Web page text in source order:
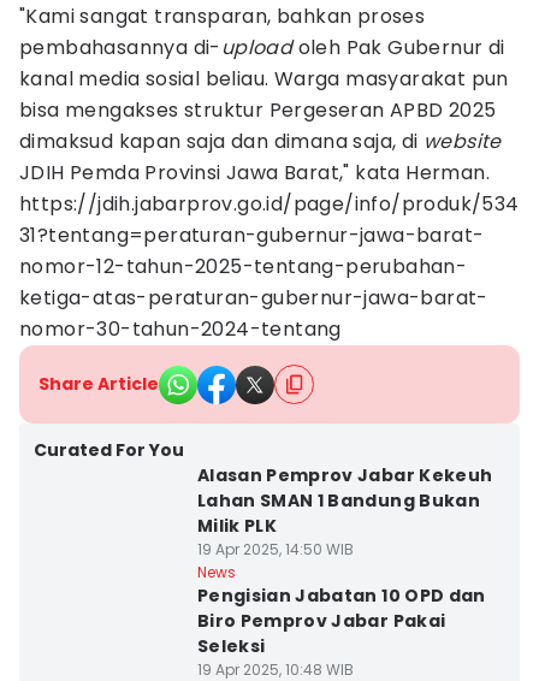
"Kami sangat transparan, bahkan proses
pembahasannya di- uploadoleh Pak Gubernur di
kanal media sosial beliau. Warga masyarakat pun
bisa mengakses struktur Pergeseran APBD 2025
dimaksud kapan saja dan dimana saja, di website
JDIH Pemda Provinsi Jawa Barat," kata Herman.
https://jdih.jabarprov.go.id/page/info/produk/534
31?tentang=peraturan-gubernur-jawa-barat-
nomor-12-tahun-2025-tentang-perubahan-
ketiga-atas-peraturan-gubernur-jawa-barat-
nomor-30-tahun-2024-tentang
Share Article
Curated For You
Alasan Pemprov Jabar Kekeuh
Lahan SMAN 1 Bandung Bukan
Milik PLK
19 Apr 2025, 14:50 WIB
News
Pengisian Jabatan 10 OPD dan
Biro Pemprov Jabar Pakai
Seleksi
19 Apr 2025, 10:48 WIB